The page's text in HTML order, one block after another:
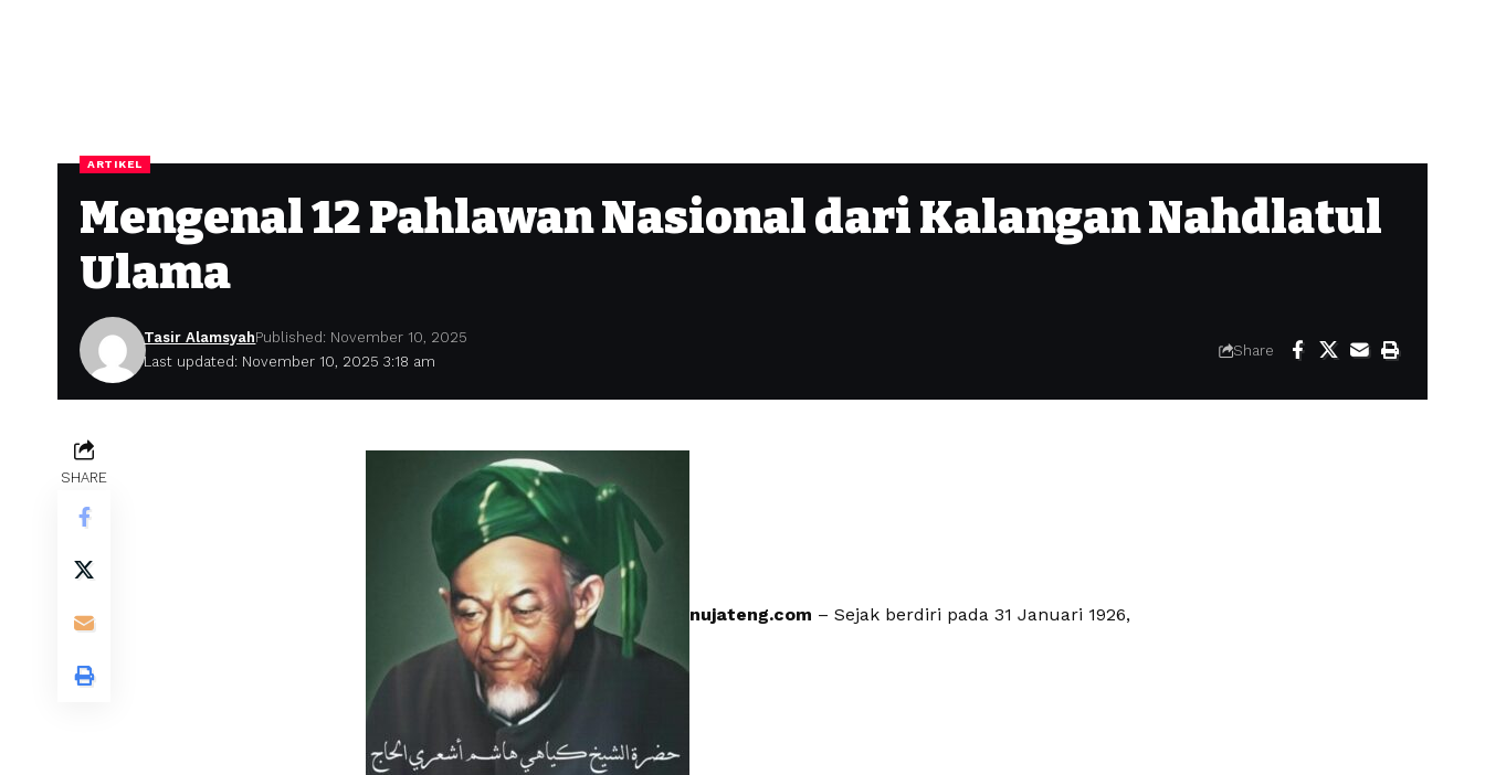
ARTIKEL
Mengenal 12 Pahlawan Nasional dari Kalangan Nahdlatul
Ulama
Last updated: November 10, 2025 3:18 am
Tasir AlamsyahPublished: November 10, 2025
Share
SHARE
nujateng.com – Sejak berdiri pada 31 Januari 1926,